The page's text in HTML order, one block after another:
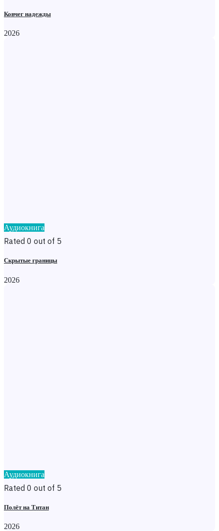
Ковчег надежды
2026
Аудиокнига
Rated 0 out of 5
Скрытые границы
2026
Аудиокнига
Rated 0 out of 5
Полёт на Титан
2026